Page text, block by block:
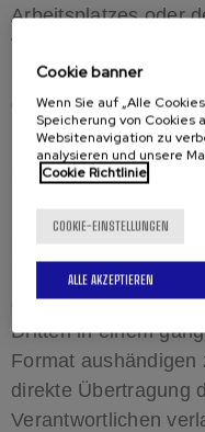
Arbeitsplatzes oder
Verstoßes zu. Das
unbeschadet
oder gerichtlicher
RECHT AUF
Sie haben das
Ihrer Einwilligung
automatisiert
Dritten in einem
Format
direkte Übertragung
Verantwortlichen
Cookie banner
Wenn Sie auf „Alle
Speicherung von Cookies
Websitenavigation zu
analysieren und unsere
Cookie Richtlinie
COOKIE-EINSTELLUNGEN
ALLE AKZEPTIEREN